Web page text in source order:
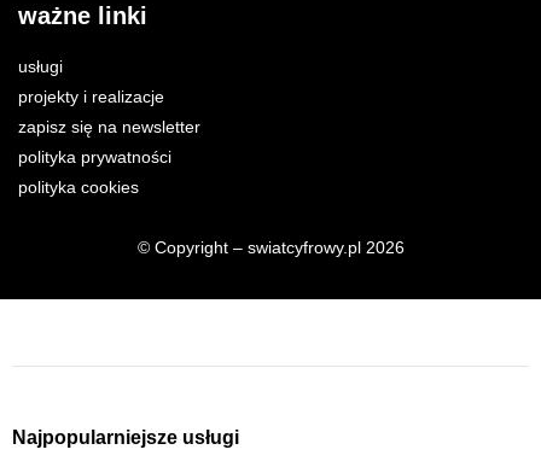
ważne linki
usługi
projekty i realizacje
zapisz się na newsletter
polityka prywatności
polityka cookies
© Copyright – swiatcyfrowy.pl 2026
Najpopularniejsze usługi